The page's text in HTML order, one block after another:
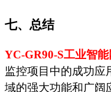
七、总结
YC-GR90-S工业智
监控项目中的成功应
域的强大功能和广阔